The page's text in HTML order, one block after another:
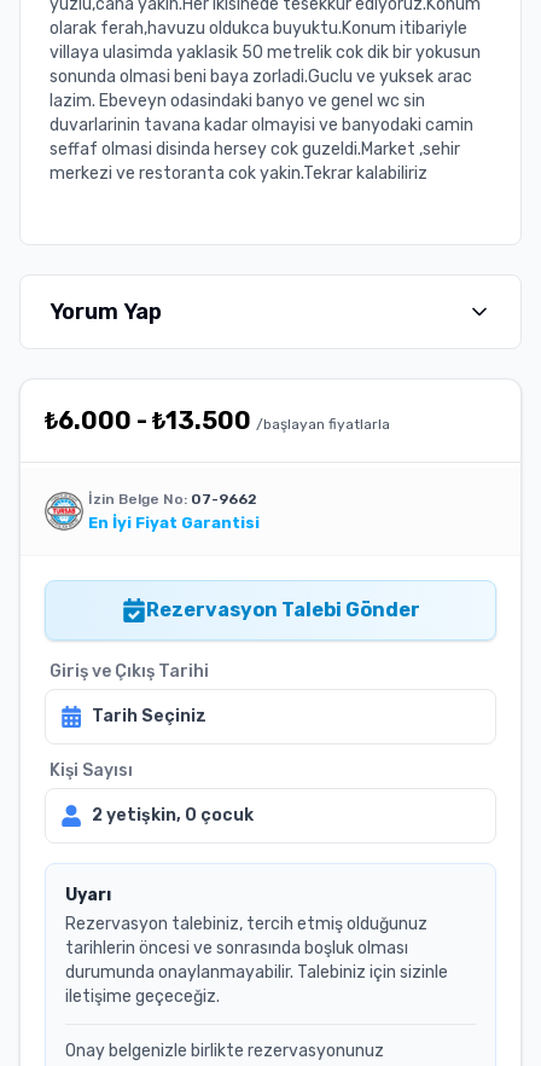
yuzlu,cana yakin.Her ikisinede tesekkur ediyoruz.Konum
olarak ferah,havuzu oldukca buyuktu.Konum itibariyle
villaya ulasimda yaklasik 50 metrelik cok dik bir yokusun
sonunda olmasi beni baya zorladi.Guclu ve yuksek arac
lazim. Ebeveyn odasindaki banyo ve genel wc sin
duvarlarinin tavana kadar olmayisi ve banyodaki camin
seffaf olmasi disinda hersey cok guzeldi.Market ,sehir
merkezi ve restoranta cok yakin.Tekrar kalabiliriz
Yorum Yap
₺6.000 - ₺13.500 /başlayan fiyatlarla
İzin Belge No: 07-9662
En İyi Fiyat Garantisi
Rezervasyon Talebi Gönder
Giriş ve Çıkış Tarihi
Tarih Seçiniz
Kişi Sayısı
2yetişkin, 0 çocuk
Uyarı
Rezervasyon talebiniz, tercih etmiş olduğunuz
tarihlerin öncesi ve sonrasında boşluk olması
durumunda onaylanmayabilir. Talebiniz için sizinle
iletişime geçeceğiz.
Onay belgenizle birlikte rezervasyonunuz